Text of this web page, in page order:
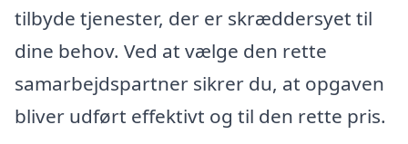
tilbyde tjenester, der er skræddersyet til
dine behov. Ved at vælge den rette
samarbejdspartner sikrer du, at opgaven
bliver udført effektivt og til den rette pris.